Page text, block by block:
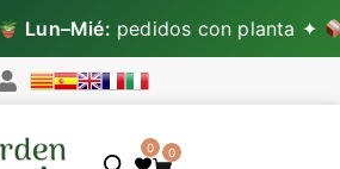
Lun–Mié:pedidos con planta ✦
0 0